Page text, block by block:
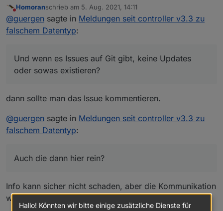
rein?
Nicht stören
Homoranschrieb am 5. Aug. 2021, 14:11
zuletzt editiert von
@guergen sagte in Meldungen seit controller v3.3 zu
falschem Datentyp:
Und wenn es Issues auf Git gibt, keine Updates
oder sowas existieren?
dann sollte man das Issue kommentieren.
@guergen sagte in Meldungen seit controller v3.3 zu
falschem Datentyp:
Auch die dann hier rein?
Info kann sicher nicht schaden, aber die Kommunikation
wäre IMHO auf Github besser aufgehoben.
Hallo! Könnten wir bitte einige zusätzliche Dienste für